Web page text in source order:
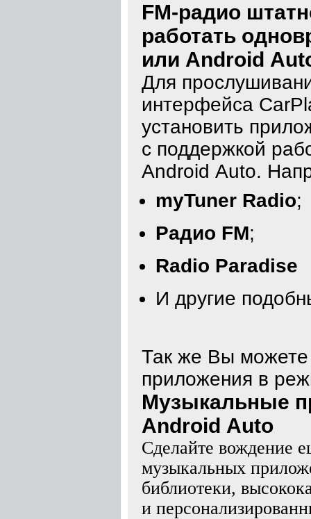
FM-радио
работать
или Android
Для
интерфейса
установить
с поддержкой
Android Auto.
myTuner Radio;
Радио FM;
Radio Paradise
И другие
Так же Вы можете
приложения в
Музыкальные
Android Auto
Сделайте вождение
музыкальных
библиотеки,
и